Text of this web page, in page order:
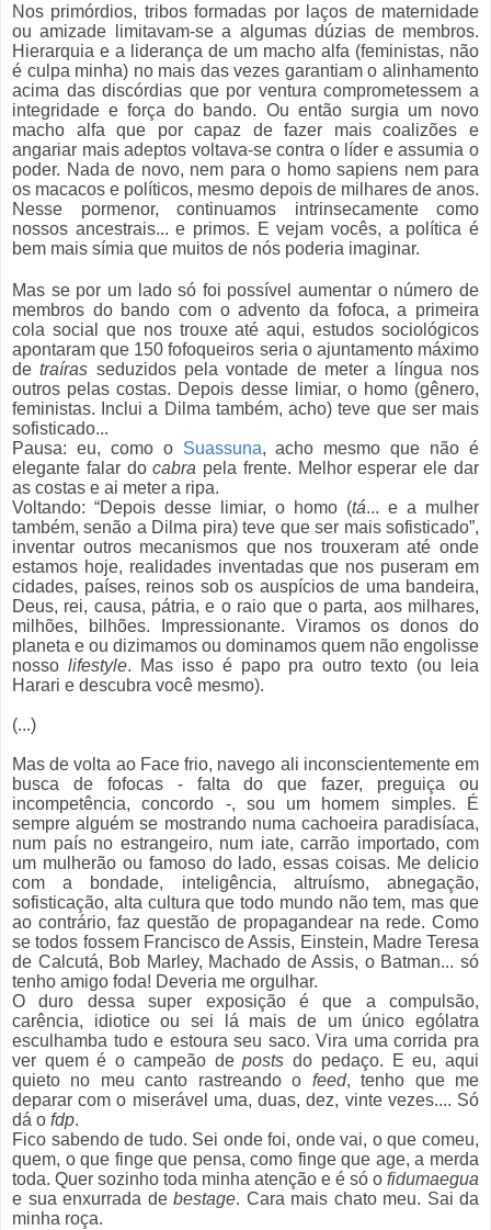
Nos primórdios, tribos formadas por laços de maternidade
ou amizade limitavam-se a algumas dúzias de membros.
Hierarquia e a liderança de um macho alfa (feministas, não
é culpa minha) no mais das vezes garantiam o alinhamento
acima das discórdias que por ventura comprometessem a
integridade e força do bando. Ou então surgia um novo
macho alfa que por capaz de fazer mais coalizões e
angariar mais adeptos voltava-se contra o líder e assumia o
poder. Nada de novo, nem para o homo sapiens nem para
os macacos e políticos, mesmo depois de milhares de anos.
Nesse pormenor, continuamos intrinsecamente como
nossos ancestrais... e primos. E vejam vocês, a política é
bem mais símia que muitos de nós poderia imaginar.
Mas se por um lado só foi possível aumentar o número de
membros do bando com o advento da fofoca, a primeira
cola social que nos trouxe até aqui, estudos sociológicos
apontaram que 150 fofoqueiros seria o ajuntamento máximo
detraíras seduzidos pela vontade de meter a língua nos
outros pelas costas. Depois desse limiar, o homo (gênero,
feministas. Inclui a Dilma também, acho) teve que ser mais
sofisticado...
Pausa: eu, como o Suassuna, acho mesmo que não é
elegante falar docabra pela frente. Melhor esperar ele dar
as costas e ai meter a ripa.
Voltando: “Depois desse limiar, o homo (tá... e a mulher
também, senão a Dilma pira) teve que ser mais sofisticado”,
inventar outros mecanismos que nos trouxeram até onde
estamos hoje, realidades inventadas que nos puseram em
cidades, países, reinos sob os auspícios de uma bandeira,
Deus, rei, causa, pátria, e o raio que o parta, aos milhares,
milhões, bilhões. Impressionante. Viramos os donos do
planeta e ou dizimamos ou dominamos quem não engolisse
nosso lifestyle. Mas isso é papo pra outro texto (ou leia
Harari e descubra você mesmo).
(...)
Mas de volta ao Face frio, navego ali inconscientemente em
busca de fofocas - falta do que fazer, preguiça ou
incompetência, concordo -, sou um homem simples. É
sempre alguém se mostrando numa cachoeira paradisíaca,
num país no estrangeiro, num iate, carrão importado, com
um mulherão ou famoso do lado, essas coisas. Me delicio
com a bondade, inteligência, altruísmo, abnegação,
sofisticação, alta cultura que todo mundo não tem, mas que
ao contrário, faz questão de propagandear na rede. Como
se todos fossem Francisco de Assis, Einstein, Madre Teresa
de Calcutá, Bob Marley, Machado de Assis, o Batman... só
tenho amigo foda! Deveria me orgulhar.
O duro dessa super exposição é que a compulsão,
carência, idiotice ou sei lá mais de um único ególatra
esculhamba tudo e estoura seu saco. Vira uma corrida pra
ver quem é o campeão deposts do pedaço. E eu, aqui
quieto no meu canto rastreando o feed, tenho que me
deparar com o miserável uma, duas, dez, vinte vezes.... Só
dá o fdp.
Fico sabendo de tudo. Sei onde foi, onde vai, o que comeu,
quem, o que finge que pensa, como finge que age, a merda
toda. Quer sozinho toda minha atenção e é só o fidumaegua
e sua enxurrada de bestage. Cara mais chato meu. Sai da
minha roça.